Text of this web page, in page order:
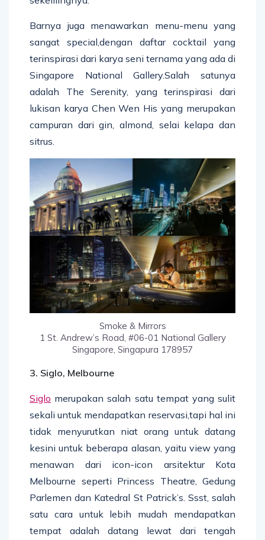
Barnya juga menawarkan menu-menu yang
sangat special,dengan daftar cocktail yang
terinspirasi dari karya seni ternama yang ada di
Singapore National Gallery.Salah satunya
adalah The Serenity, yang terinspirasi dari
lukisan karya Chen Wen His yang merupakan
campuran dari gin, almond, selai kelapa dan
sitrus.
Smoke & Mirrors
1 St. Andrew’s Road, #06-01 National Gallery
Singapore, Singapura 178957
3. Siglo, Melbourne
Siglo merupakan salah satu tempat yang sulit
sekali untuk mendapatkan reservasi,tapi hal ini
tidak menyurutkan niat orang untuk datang
kesini untuk beberapa alasan, yaitu view yang
menawan dari icon-icon arsitektur Kota
Melbourne seperti Princess Theatre, Gedung
Parlemen dan Katedral St Patrick’s. Ssst, salah
satu cara untuk lebih mudah mendapatkan
tempat adalah datang lewat dari tengah